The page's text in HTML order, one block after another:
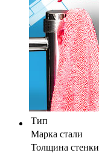
Тип
Марка стали
Толщина стенки